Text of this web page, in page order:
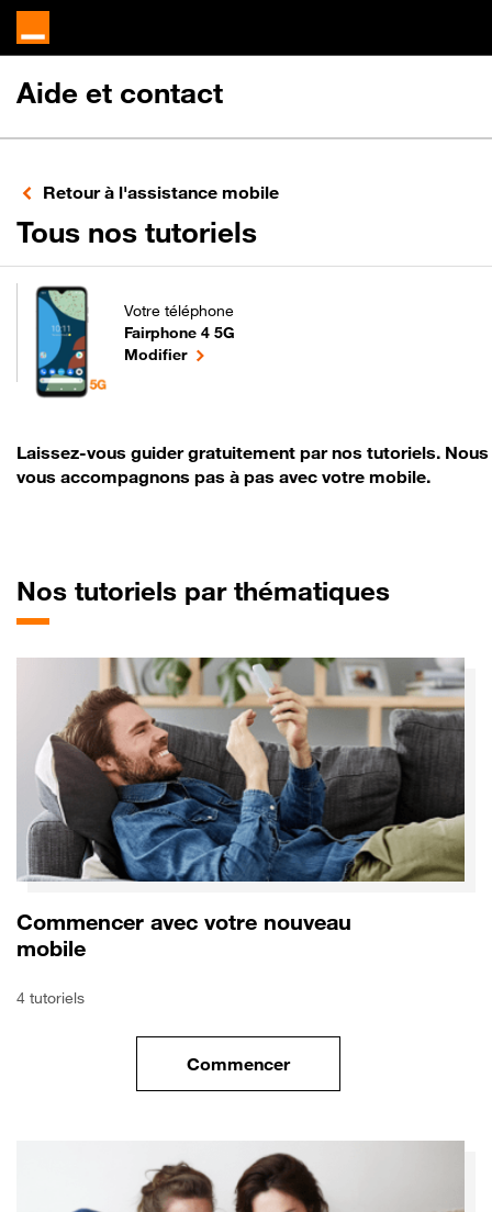
Aide et contact
Retour à l'assistance mobile
Tous nos tutorielspour votre
Laissez-vous guider gratuitement par nos tutoriels. Nous
vous accompagnons pas à pas avec votre mobile.
Votre téléphone
Fairphone 4 5G
pour votre Fairphone 4 5G ou
Modifierle téléphone sélectionné
Nos tutoriels par thématiquespour
Commencer avec votre nouveau
mobile
4 tutoriels
Commencerle tuto pour Commencer avec